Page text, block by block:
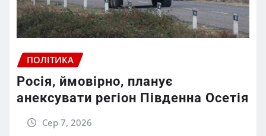
ПОЛІТИКА
Росія, ймовірно, планує
анексувати регіон Південна Осетія
Сер 7, 2026